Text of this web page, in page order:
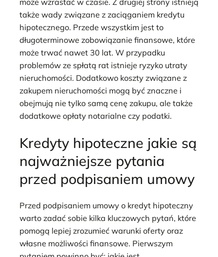
może wzrastać w czasie. Z drugiej strony istnieją
także wady związane z zaciąganiem kredytu
hipotecznego. Przede wszystkim jest to
długoterminowe zobowiązanie finansowe, które
może trwać nawet 30 lat. W przypadku
problemów ze spłatą rat istnieje ryzyko utraty
nieruchomości. Dodatkowo koszty związane z
zakupem nieruchomości mogą być znaczne i
obejmują nie tylko samą cenę zakupu, ale także
dodatkowe opłaty notarialne czy podatki.
Kredyty hipoteczne jakie są
najważniejsze pytania
przed podpisaniem umowy
Przed podpisaniem umowy o kredyt hipoteczny
warto zadać sobie kilka kluczowych pytań, które
pomogą lepiej zrozumieć warunki oferty oraz
własne możliwości finansowe. Pierwszym